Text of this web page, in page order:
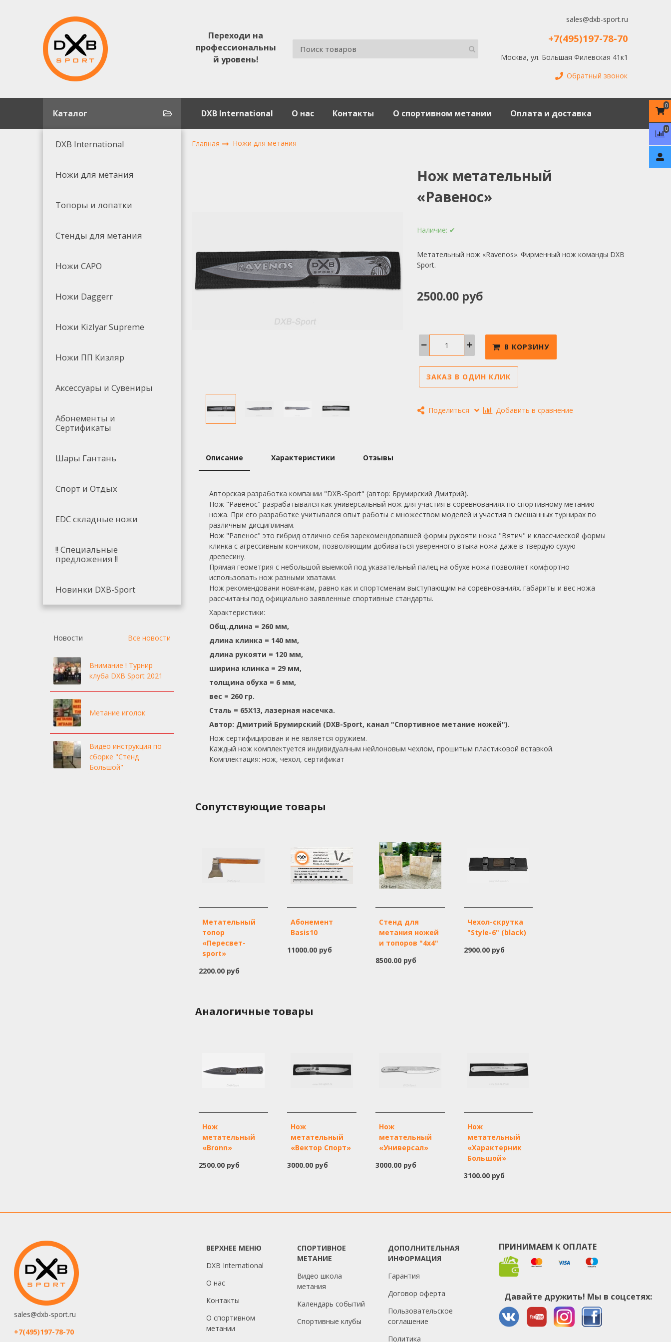
Переходи на
профессиональны
й уровень!
sales@dxb-sport.ru
+7(495)197-78-70
Москва, ул. Большая Филевская 41к1
Обратный звонок
Каталог DXB International О нас Контакты О спортивном метании Оплата и доставка
DXB International
Ножи для метания
Топоры и лопатки
Стенды для метания
Ножи САРО
Ножи Daggerr
Ножи Kizlyar Supreme
Ножи ПП Кизляр
Аксессуары и Сувениры
Абонементы и
Сертификаты
Шары Гантань
Спорт и Отдых
EDC складные ножи
!! Специальные
предложения !!
Новинки DXB-Sport
Новости Все новости
Внимание ! Турнир
клуба DXB Sport 2021
Метание иголок
Видео инструкция по
сборке "Стенд
Большой"
Главная Ножи для метания
0
0
Нож метательный
«Равенос»
Наличие: ✔
Метательный нож «Ravenos». Фирменный нож команды DXB
Sport.
2500.00 руб
В КОРЗИНУ
ЗАКАЗ В ОДИН КЛИК
Поделиться Добавить в сравнение
Описание Характеристики Отзывы
Авторская разработка компании "DXB-Sport" (автор: Брумирский Дмитрий).
Нож "Равенос" разрабатывался как универсальный нож для участия в соревнованиях по спортивному метанию
ножа. При его разработке учитывался опыт работы с множеством моделей и участия в смешанных турнирах по
различным дисциплинам.
Нож "Равенос" это гибрид отлично себя зарекомендовавшей формы рукояти ножа "Вятич" и классчиеской формы
клинка с агрессивным кончиком, позволяющим добиваться уверенного втыка ножа даже в твердую сухую
древесину.
Прямая геометрия с небольшой выемкой под указательный палец на обухе ножа позволяет комфортно
использовать нож разными хватами.
Нож рекомендовани новичкам, равно как и спортсменам выступающим на соревнованиях. габариты и вес ножа
рассчитаны под официально заявленные спортивные стандарты.
Характеристики:
Общ.длина = 260 мм,
длина клинка = 140 мм,
длина рукояти = 120 мм,
ширина клинка = 29 мм,
толщина обуха = 6 мм,
вес = 260 гр.
Сталь = 65Х13, лазерная насечка.
Автор: Дмитрий Брумирский (DXB-Sport, канал "Спортивное метание ножей").
Нож сертифицирован и не является оружием.
Каждый нож комплектуется индивидуалным нейлоновым чехлом, прошитым пластиковой вставкой.
Комплектация: нож, чехол, сертификат
Сопутствующие товары
Метательный
топор
«Пересвет-
sport»
2200.00 руб
Абонемент
Basis10
11000.00 руб
Стенд для
метания ножей
и топоров "4х4"
8500.00 руб
Чехол-скрутка
"Style-6" (black)
2900.00 руб
Аналогичные товары
Нож
метательный
«Bronn»
2500.00 руб
Нож
метательный
«Вектор Спорт»
3000.00 руб
Нож
метательный
«Универсал»
3000.00 руб
Нож
метательный
«Характерник
Большой»
3100.00 руб
sales@dxb-sport.ru
+7(495)197-78-70
ВЕРХНЕЕ МЕНЮ
DXB International
О нас
Контакты
О спортивном
метании
СПОРТИВНОЕ
МЕТАНИЕ
Видео школа
метания
Календарь событий
Спортивные клубы
ДОПОЛНИТЕЛЬНАЯ
ИНФОРМАЦИЯ
Гарантия
Договор оферта
Пользовательское
соглашение
Политика
ПРИНИМАЕМ К ОПЛАТЕ
Давайте дружить! Мы в соцсетях: